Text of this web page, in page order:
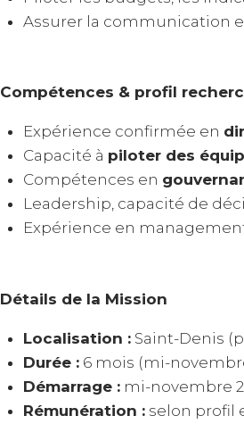
Assurer la communication
Compétences & profil
Expérience confirmée en
Capacité à piloter des
Compétences en
Leadership, capacité de
Expérience en
Détails de la Mission
Localisation :Saint-Denis
Durée :6 mois (mi-
Démarrage :mi-novembre
Rémunération :selon profil